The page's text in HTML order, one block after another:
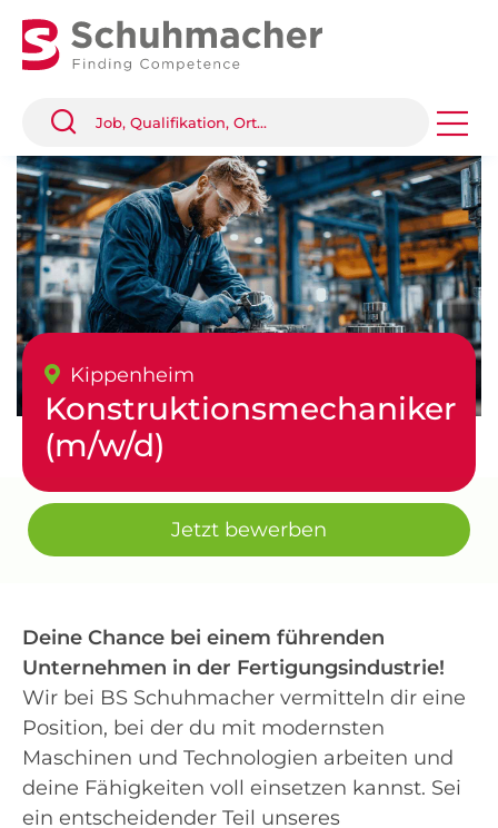
Kippenheim
Konstruktionsmechaniker
(m/w/d)
Jetzt bewerben
Deine Chance bei einem führenden
Unternehmen in der Fertigungsindustrie!
Wir bei BS Schuhmacher vermitteln dir eine
Position, bei der du mit modernsten
Maschinen und Technologien arbeiten und
deine Fähigkeiten voll einsetzen kannst. Sei
ein entscheidender Teil unseres